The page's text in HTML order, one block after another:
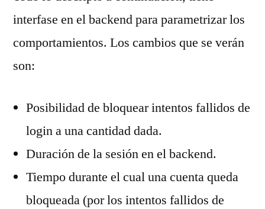
interfase en el backend para parametrizar los
comportamientos. Los cambios que se verán
son:
Posibilidad de bloquear intentos fallidos de
login a una cantidad dada.
Duración de la sesión en el backend.
Tiempo durante el cual una cuenta queda
bloqueada (por los intentos fallidos de